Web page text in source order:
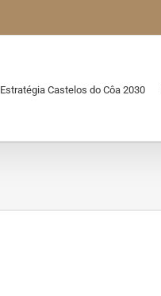
Estratégia Castelos do Côa 2030